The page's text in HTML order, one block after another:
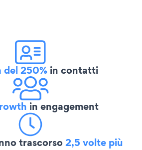
del 250% in contatti
in engagement
trascorso2,5 volte più